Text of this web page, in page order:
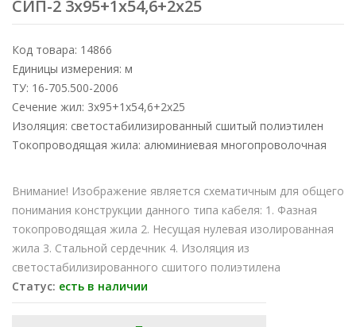
СИП-2 3х95+1х54,6+2х25
Код товара: 14866
Единицы измерения: м
ТУ: 16-705.500-2006
Сечение жил: 3х95+1х54,6+2х25
Изоляция: светостабилизированный сшитый полиэтилен
Токопроводящая жила: алюминиевая многопроволочная
Внимание! Изображение является схематичным для общего
понимания конструкции данного типа кабеля: 1. Фазная
токопроводящая жила 2. Несущая нулевая изолированная
жила 3. Стальной сердечник 4. Изоляция из
светостабилизированного сшитого полиэтилена
Статус: есть в наличии